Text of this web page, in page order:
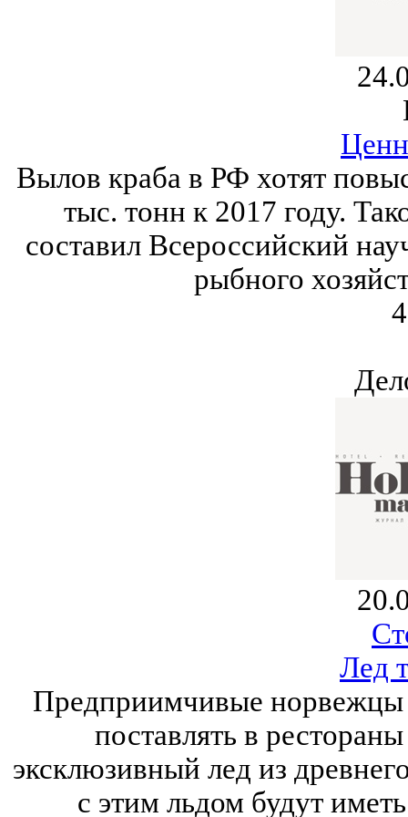
Вылов краба в РФ хотят
тыс. тонн к 2017 году.
составил Всероссийский
рыбного
Лед
Предприимчивые норвежцы
поставлять в
эксклюзивный лед из
с этим льдом будут